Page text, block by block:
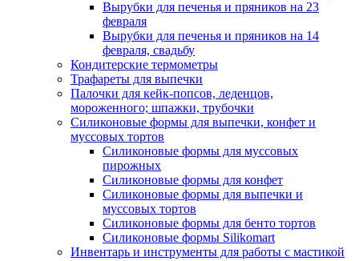
Вырубки для печенья и пряников на 23
февраля
Вырубки для печенья и пряников на 14
февраля, свадьбу
Кондитерские термометры
Трафареты для выпечки
Палочки для кейк-попсов, леденцов,
мороженного; шпажки, трубочки
Силиконовые формы для выпечки, конфет и
муссовых тортов
Силиконовые формы для муссовых
пирожных
Силиконовые формы для конфет
Силиконовые формы для выпечки и
муссовых тортов
Силиконовые формы для бенто тортов
Силиконовые формы Silikomart
Инвентарь и инструменты для работы с мастикой